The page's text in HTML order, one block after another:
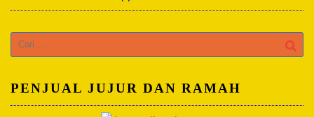
Cari
untuk:
PENJUAL JUJUR DAN RAMAH